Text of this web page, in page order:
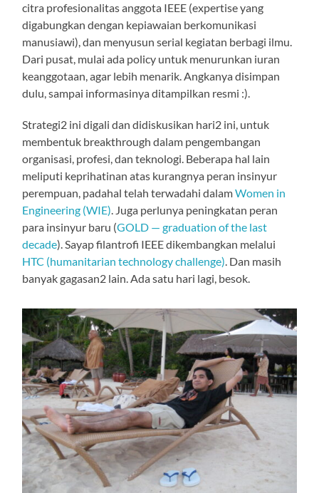
citra profesionalitas anggota IEEE (expertise yang
digabungkan dengan kepiawaian berkomunikasi
manusiawi), dan menyusun serial kegiatan berbagi ilmu.
Dari pusat, mulai ada policy untuk menurunkan iuran
keanggotaan, agar lebih menarik. Angkanya disimpan
dulu, sampai informasinya ditampilkan resmi :).
Strategi2 ini digali dan didiskusikan hari2 ini, untuk
membentuk breakthrough dalam pengembangan
organisasi, profesi, dan teknologi. Beberapa hal lain
meliputi keprihatinan atas kurangnya peran insinyur
perempuan, padahal telah terwadahi dalamWomen in
Engineering (WIE). Juga perlunya peningkatan peran
para insinyur baru (GOLD — graduation of the last
decade). Sayap filantrofi IEEE dikembangkan melalui
HTC (humanitarian technology challenge). Dan masih
banyak gagasan2 lain. Ada satu hari lagi, besok.